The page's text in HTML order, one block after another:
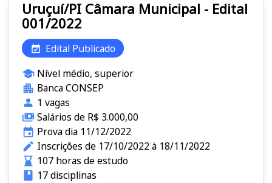
Uruçuí/PI Câmara Municipal - Edital
001/2022
Edital Publicado
Nível médio, superior
Banca CONSEP
1 vagas
Salários de R$ 3.000,00
Prova dia 11/12/2022
Inscrições de 17/10/2022 à 18/11/2022
107 horas de estudo
17 disciplinas